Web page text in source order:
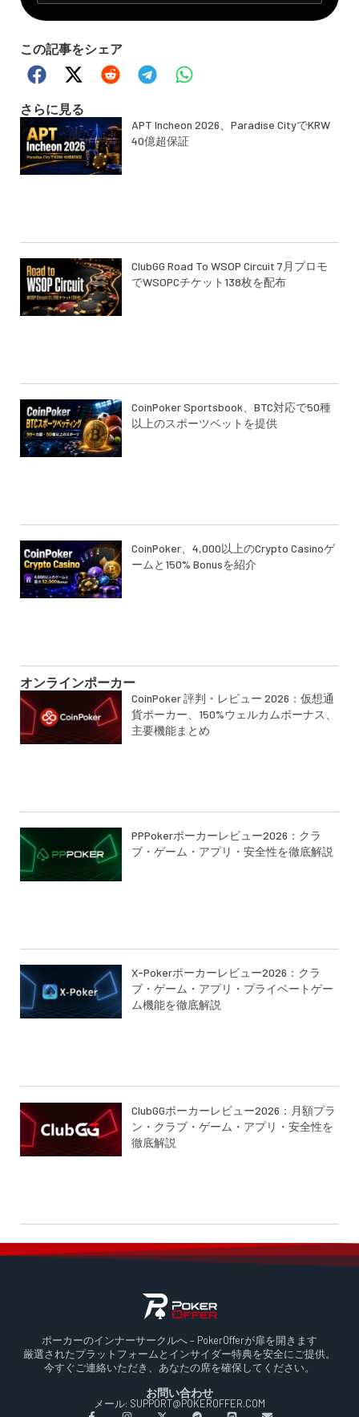
この記事をシェア
さらに見る
APT Incheon 2026、Paradise CityでKRW
40億超保証
ClubGG Road To WSOP Circuit 7月プロモ
でWSOPCチケット138枚を配布
CoinPoker Sportsbook、BTC対応で50種
以上のスポーツベットを提供
CoinPoker、4,000以上のCrypto Casinoゲ
ームと150% Bonusを紹介
オンラインポーカー
CoinPoker 評判・レビュー 2026：仮想通
貨ポーカー、150%ウェルカムボーナス、
主要機能まとめ
PPPokerポーカーレビュー2026：クラ
ブ・ゲーム・アプリ・安全性を徹底解説
X-Pokerポーカーレビュー2026：クラ
ブ・ゲーム・アプリ・プライベートゲー
ム機能を徹底解説
ClubGGポーカーレビュー2026：月額プラ
ン・クラブ・ゲーム・アプリ・安全性を
徹底解説
ポーカーのインナーサークルへ – PokerOfferが扉を開きます
厳選されたプラットフォームとインサイダー特典を安全にご提供。
今すぐご連絡いただき、あなたの席を確保してください。
お問い合わせ
メール: SUPPORT@POKEROFFER.COM